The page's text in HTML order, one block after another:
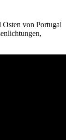
Osten von Portugal